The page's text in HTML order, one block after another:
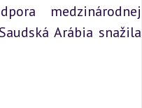
medzinárodnej
Arábia snažila